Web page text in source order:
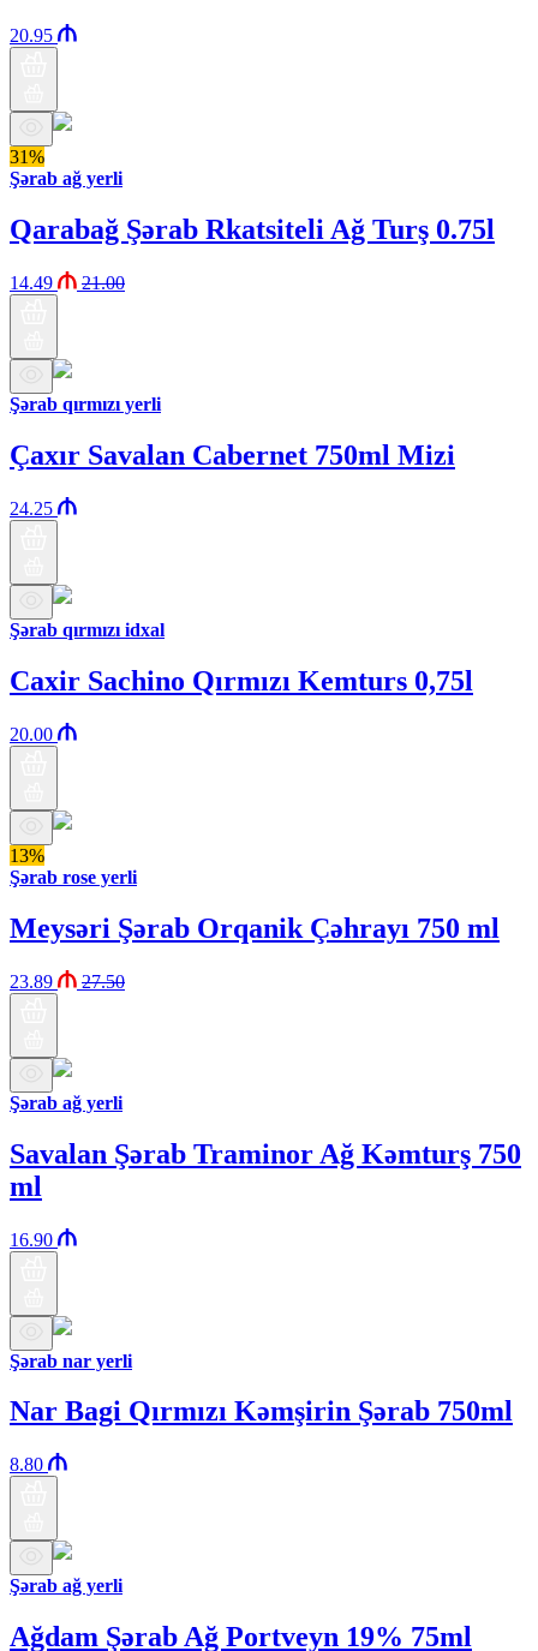
20.95
31%
Şərab ağ yerli
Qarabağ Şərab Rkatsiteli Ağ Turş 0.75l
14.49 21.00
Şərab qırmızı yerli
Çaxır Savalan Cabernet 750ml Mizi
24.25
Şərab qırmızı idxal
Caxir Sachino Qırmızı Kemturs 0,75l
20.00
13%
Şərab rose yerli
Meysəri Şərab Orqanik Çəhrayı 750 ml
23.89 27.50
Şərab ağ yerli
Savalan Şərab Traminor Ağ Kəmturş 750
ml
16.90
Şərab nar yerli
Nar Bagi Qırmızı Kəmşirin Şərab 750ml
8.80
Şərab ağ yerli
Ağdam Şərab Ağ Portveyn 19% 75ml